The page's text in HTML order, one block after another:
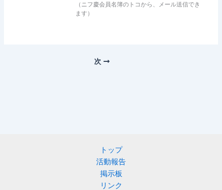
（ニフ慶会員名簿のトコから、メール送信でき
ます）
次
トップ
活動報告
掲示板
リンク